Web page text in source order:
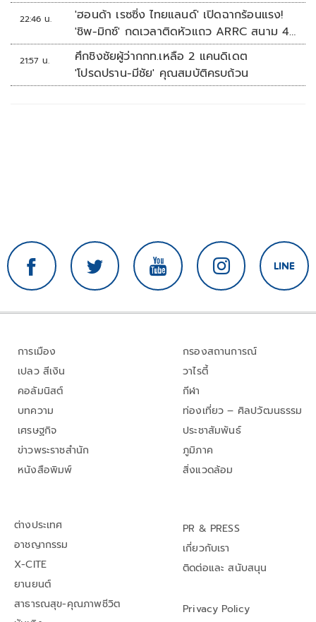
22:46 น.
'ฮอนด้า เรซซิ่ง ไทยแลนด์' เปิดฉากร้อนแรง!
'ชิพ-มิกซ์' กดเวลาติดหัวแถว ARRC สนาม 4
ที่มัลดาลิกา
21:57 น.
ศึกชิงชัยผู้ว่ากกท.เหลือ 2 แคนดิเดต
'โปรดปราน-มีชัย' คุณสมบัติครบถ้วน
การเมือง
เปลว สีเงิน
คอลัมนิสต์
บทความ
เศรษฐกิจ
ข่าวพระราชสำนัก
หนังสือพิมพ์
กรองสถานการณ์
วาไรตี้
กีฬา
ท่องเที่ยว – ศิลปวัฒนธรรม
ประชาสัมพันธ์
ภูมิภาค
สิ่งแวดล้อม
ต่างประเทศ
อาชญากรรม
X-CITE
ยานยนต์
สาธารณสุข-คุณภาพชีวิต
PR & PRESS
เกี่ยวกับเรา
ติดต่อและ สนับสนุน
Privacy Policy